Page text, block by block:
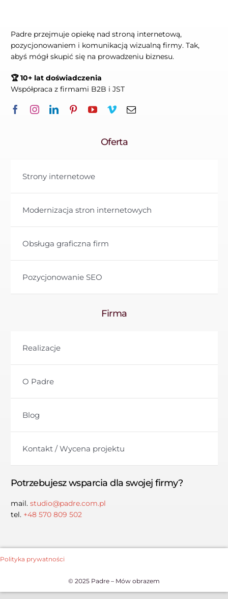
Padre przejmuje opiekę nad stroną internetową,
pozycjonowaniem i komunikacją wizualną firmy. Tak,
abyś mógł skupić się na prowadzeniu biznesu.
🏆 10+ lat doświadczenia
Współpraca z firmami B2B i JST
Oferta
Strony internetowe
Modernizacja stron internetowych
Obsługa graficzna firm
Pozycjonowanie SEO
Firma
Realizacje
O Padre
Blog
Kontakt / Wycena projektu
Potrzebujesz wsparcia dla swojej firmy?
mail. studio@padre.com.pl
tel. +48 570 809 502
Polityka prywatności
© 2025 Padre – Mów obrazem